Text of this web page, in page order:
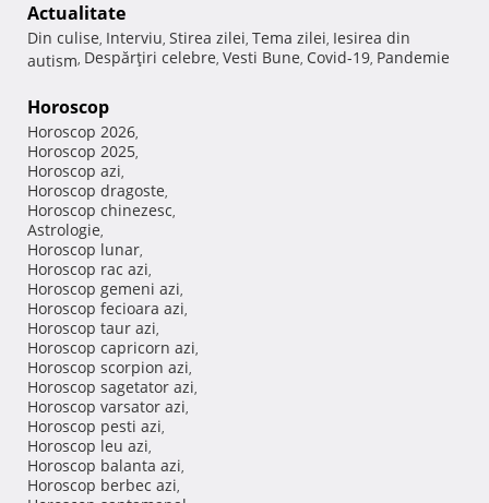
Actualitate
Din culise, Interviu, Stirea zilei, Tema zilei, Iesirea din
autism, Despărţiri celebre, Vesti Bune, Covid-19, Pandemie
Horoscop
Horoscop 2026,
Horoscop 2025,
Horoscop azi,
Horoscop dragoste,
Horoscop chinezesc,
Astrologie,
Horoscop lunar,
Horoscop rac azi,
Horoscop gemeni azi,
Horoscop fecioara azi,
Horoscop taur azi,
Horoscop capricorn azi,
Horoscop scorpion azi,
Horoscop sagetator azi,
Horoscop varsator azi,
Horoscop pesti azi,
Horoscop leu azi,
Horoscop balanta azi,
Horoscop berbec azi,